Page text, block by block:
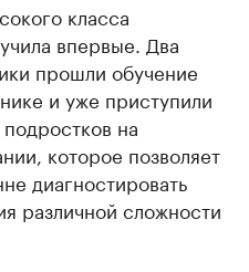
класса
впервые. Два
прошли обучение
и уже приступили
на
которое позволяет
диагностировать
различной сложности